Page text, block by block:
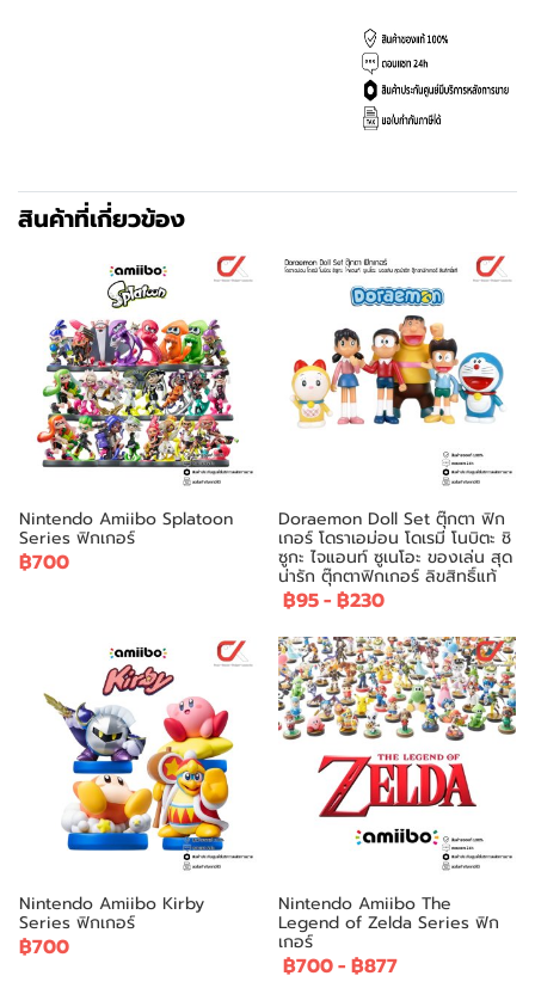
สินค้าที่เกี่ยวข้อง
Nintendo Amiibo Splatoon
Series ฟิกเกอร์
฿700
Doraemon Doll Set ตุ๊กตา ฟิก
เกอร์ โดราเอม่อน โดเรมี โนบิตะ ชิ
ซูกะ ไจแอนท์ ซูเนโอะ ของเล่น สุด
น่ารัก ตุ๊กตาฟิกเกอร์ ลิขสิทธิ์แท้
฿95- ฿230
Nintendo Amiibo Kirby
Series ฟิกเกอร์
฿700
Nintendo Amiibo The
Legend of Zelda Series ฟิก
เกอร์
฿700- ฿877